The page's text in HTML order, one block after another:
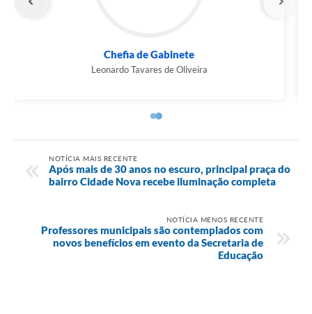
Secretaria Municipal de Cultura e Turismo
Jéssica Graziele Antunes Silva
NOTÍCIA MAIS RECENTE
Após mais de 30 anos no escuro, principal praça do
bairro Cidade Nova recebe iluminação completa
NOTÍCIA MENOS RECENTE
Professores municipais são contemplados com
novos benefícios em evento da Secretaria de
Educação